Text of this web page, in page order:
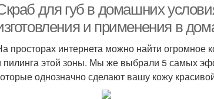
для губ в домашних
и применения в
просторах интернета можно найти огромное
пилинга этой зоны. Мы же выбрали 5 самых
однозначно сделают вашу кожу